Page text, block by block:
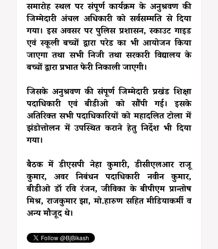
समारोह स्थल पर संपूर्ण कार्यक्रम के अनुश्रवण की
जिम्मेदारी अंचल अधिकारी को सर्वसम्मति से दिया
गया। इस अवसर पर पुलिस प्रशासन, स्काउट गाइड
एवं स्कूली बच्चों द्वारा परेड का भी आयोजन किया
जाएगा तथा सभी निजी तथा सरकारी विद्यालय के
बच्चों द्वारा प्रभात फेरी निकाली जाएगी।
जिसके अनुश्रवण की संपूर्ण जिम्मेदारी प्रखंड शिक्षा
पदाधिकारी एवं बीडीओ को सौंपी गई। इसके
अतिरिक्त सभी पदाधिकारियों को महादलित टोला में
झंडोत्तोलन में उपस्थित कराने हेतु निर्देश भी दिया
गया।
बैठक में डीएसपी नेहा कुमारी, डीसीएलआर राजू
कुमार, अवर निबंधन पदाधिकारी नवीन कुमार,
बीडीओ डॉ रवि रंजन, जीविका के बीपीएम प्रान्तोष
मिश्र, राजकुमार झा, मो.हारुण सहित मीडियाकर्मी व
अन्य मौजूद थे।